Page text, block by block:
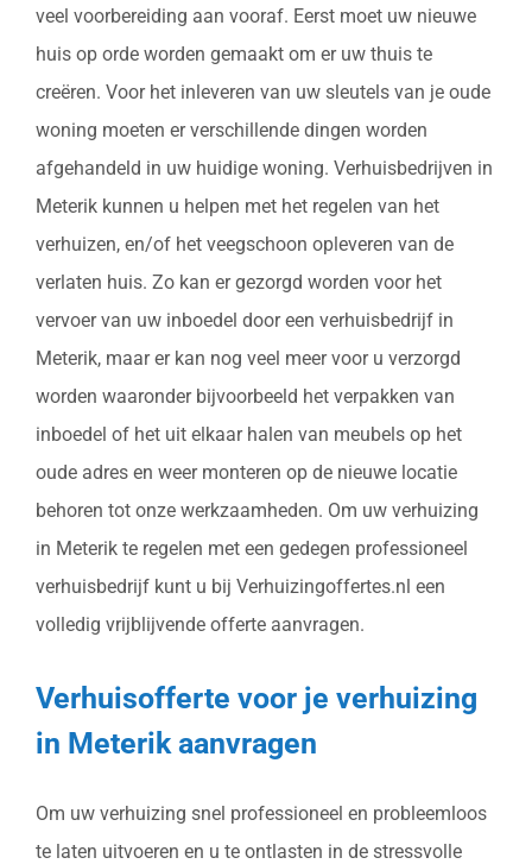
veel voorbereiding aan vooraf. Eerst moet uw nieuwe
huis op orde worden gemaakt om er uw thuis te
creëren. Voor het inleveren van uw sleutels van je oude
woning moeten er verschillende dingen worden
afgehandeld in uw huidige woning. Verhuisbedrijven in
Meterik kunnen u helpen met het regelen van het
verhuizen, en/of het veegschoon opleveren van de
verlaten huis. Zo kan er gezorgd worden voor het
vervoer van uw inboedel door een verhuisbedrijf in
Meterik, maar er kan nog veel meer voor u verzorgd
worden waaronder bijvoorbeeld het verpakken van
inboedel of het uit elkaar halen van meubels op het
oude adres en weer monteren op de nieuwe locatie
behoren tot onze werkzaamheden. Om uw verhuizing
in Meterik te regelen met een gedegen professioneel
verhuisbedrijf kunt u bij Verhuizingoffertes.nl een
volledig vrijblijvende offerte aanvragen.
Verhuisofferte voor je verhuizing
in Meterik aanvragen
Om uw verhuizing snel professioneel en probleemloos
te laten uitvoeren en u te ontlasten in de stressvolle